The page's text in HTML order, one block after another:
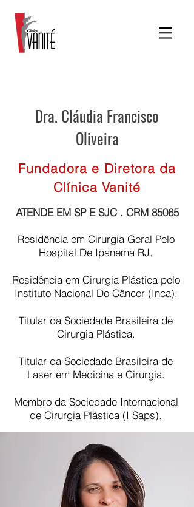
Dra. Cláudia Francisco
Oliveira
Fundadora e Diretora da
Clínica Vanité
ATENDE EM SP E SJC . CRM 85065
Residência em Cirurgia Geral Pelo
Hospital De Ipanema RJ.
Residência em Cirurgia Plástica pelo
Instituto Nacional Do Câncer (Inca).
Titular da Sociedade Brasileira de
Cirurgia Plástica.
Titular da Sociedade Brasileira de
Laser em Medicina e Cirurgia.
Membro da Sociedade Internacional
de Cirurgia Plástica (I Saps).